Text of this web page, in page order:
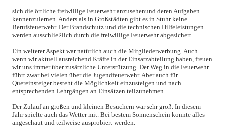
sich die örtliche freiwillige Feuerwehr anzusehenund deren Aufgaben
kennenzulernen. Anders als in Großstädten gibt es in Stuhr keine
Berufsfeuerwehr. Der Brandschutz und die technischen Hilfeleistungen
werden ausschließlich durch die freiwillige Feuerwehr abgesichert.
Ein weiterer Aspekt war natürlich auch die Mitgliederwerbung. Auch
wenn wir aktuell ausreichend Kräfte in der Einsatzabteilung haben, freuen
wir uns immer über zusätzliche Unterstützung. Der Weg in die Feuerwehr
führt zwar bei vielen über die Jugendfeuerwehr. Aber auch für
Quereinsteiger besteht die Möglichkeit einzusteigen und nach
entsprechenden Lehrgängen an Einsätzen teilzunehmen.
Der Zulauf an großen und kleinen Besuchern war sehr groß. In diesem
Jahr spielte auch das Wetter mit. Bei bestem Sonnenschein konnte alles
angeschaut und teilweise ausprobiert werden.